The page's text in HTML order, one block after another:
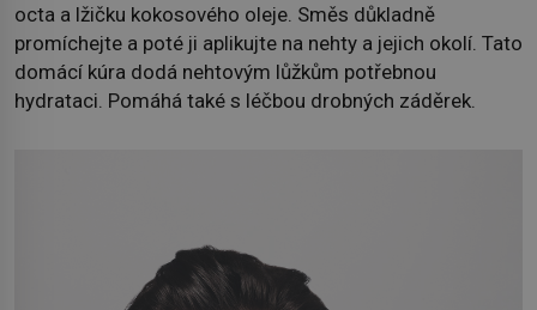
octa a lžičku kokosového oleje. Směs důkladně
promíchejte a poté ji aplikujte na nehty a jejich okolí. Tato
domácí kúra dodá nehtovým lůžkům potřebnou
hydrataci. Pomáhá také s léčbou drobných záděrek.